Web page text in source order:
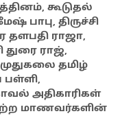
கூடுதல்
திருச்சி
தளபதி ராஜா,
ராஜ்,
தமிழ்
பள்ளி,
அதிகாரிகள்
மாணவர்களின்